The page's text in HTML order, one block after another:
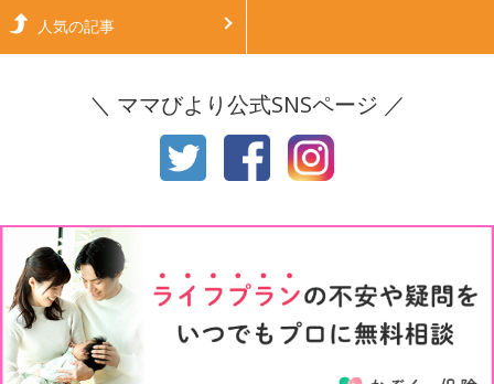
生後6ヶ月
生後11ヶ月
3才
5才 6才
人気の記事
＼ ママびより公式SNSページ ／